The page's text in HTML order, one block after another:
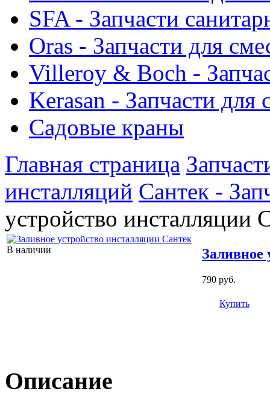
SFA - Запчасти
Oras - Запчасти для
Villeroy & Boch -
Kerasan - Запчасти для
Садовые краны
Главная страница
инсталляций Сантек -
устройство инсталляции
В наличии Заливное
790 руб.
Купить
Описание